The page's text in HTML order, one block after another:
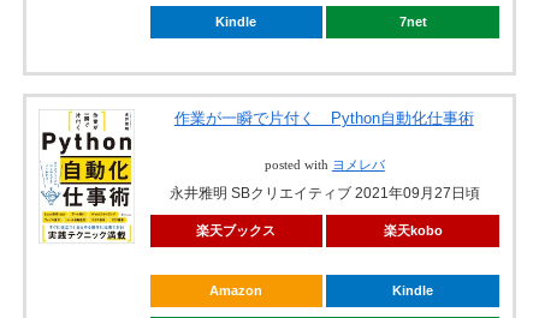
Kindle 7net
作業が一瞬で片付く Python自動化仕事術
posted with ヨメレバ
永井雅明 SBクリエイティブ 2021年09月27日頃
楽天ブックス 楽天kobo
Amazon Kindle